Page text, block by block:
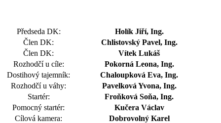
Předseda DK:
Holík Jiří, Ing.
Člen DK:
Chlistovský Pavel, Ing.
Člen DK:
Vítek Lukáš
Rozhodčí u cíle:
Pokorná Leona, Ing.
Dostihový tajemník:
Chaloupková Eva, Ing.
Rozhodčí u váhy:
Pavelková Yvona, Ing.
Startér:
Froňková Soňa, Ing.
Pomocný startér:
Kučera Václav
Cílová kamera:
Dobrovolný Karel